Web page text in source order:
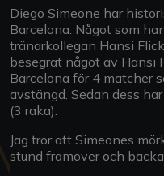
Diego Simeone har
Barcelona. Något som
tränarkollegan Hansi
besegrat något av Hansi
Barcelona för 4 matcher
avstängd. Sedan dess
(3 raka).
Jag tror att Simeones
stund framöver och